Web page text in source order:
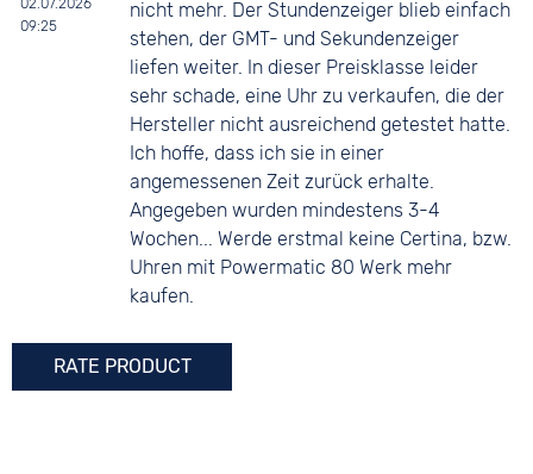
02.07.2026
09:25
nicht mehr. Der Stundenzeiger blieb einfach
stehen, der GMT- und Sekundenzeiger
liefen weiter. In dieser Preisklasse leider
sehr schade, eine Uhr zu verkaufen, die der
Hersteller nicht ausreichend getestet hatte.
Ich hoffe, dass ich sie in einer
angemessenen Zeit zurück erhalte.
Angegeben wurden mindestens 3-4
Wochen... Werde erstmal keine Certina, bzw.
Uhren mit Powermatic 80 Werk mehr
kaufen.
RATE PRODUCT